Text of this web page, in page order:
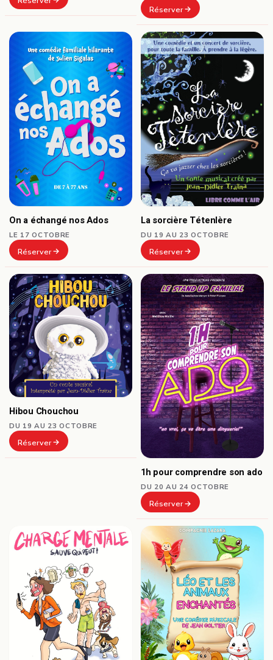
Réserver
On a échangé nos Ados
LE 17 OCTOBRE
Réserver
La sorcière Tétenlère
DU 19 AU 23 OCTOBRE
Réserver
Hibou Chouchou
DU 19 AU 23 OCTOBRE
Réserver
1h pour comprendre son ado
DU 20 AU 24 OCTOBRE
Réserver